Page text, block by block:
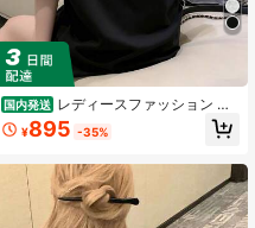
国内発送 レディースファッション 春
夏用 ゆったりラウンドネック半袖お
もしろtシャツプリントTシャツ
¥895 -35%